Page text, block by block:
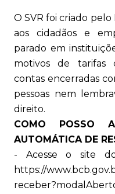
O SVR foi criado
aos cidadãos e
parado em
motivos de tarifas
contas encerradas
pessoas nem
direito.
COMO POSSO
AUTOMÁTICA DE
- Acesse o site
https://